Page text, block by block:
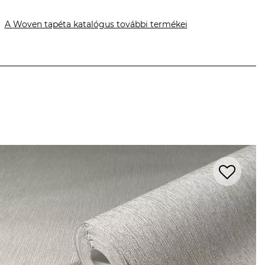
A Woven tapéta katalógus további termékei